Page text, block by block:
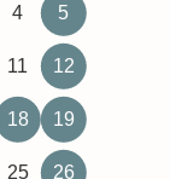
4 5
11 12
18 19
25 26